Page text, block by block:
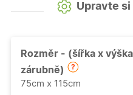
Upravte si
Rozměr - (šířka x
zárubně)
75cm x 115cm